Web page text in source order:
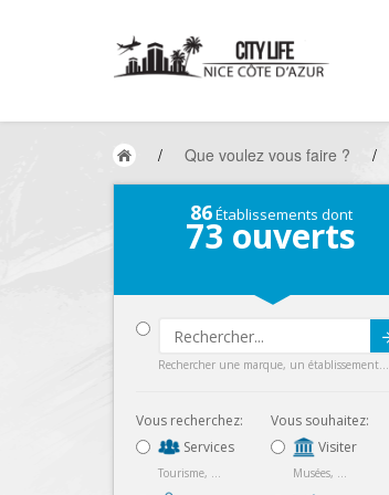
/ Que voulez vous faire ? /
86Établissements dont
73 ouverts
Rechercher une marque, un établissement...
Vous recherchez:
Services
Tourisme, ...
Vous souhaitez:
Visiter
Musées, ...